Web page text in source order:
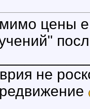
цены
не